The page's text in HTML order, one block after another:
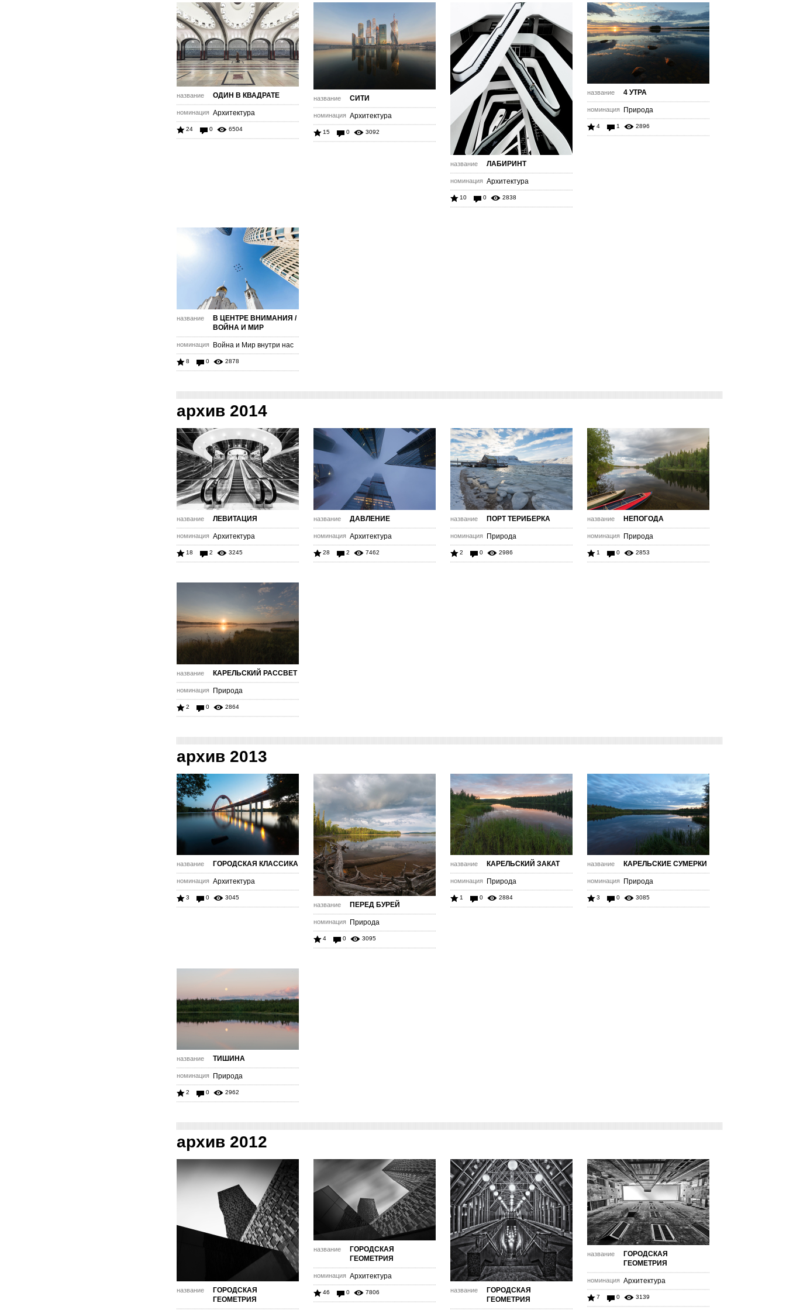
название ОДИН В КВАДРАТЕ
номинация Архитектура
24 0 6504
название СИТИ
номинация Архитектура
15 0 3092
название ЛАБИРИНТ
номинация Архитектура
10 0 2838
название 4 УТРА
номинация Природа
4 1 2896
название
В ЦЕНТРЕ ВНИМАНИЯ /
ВОЙНА И МИР
номинация Война и Мир внутри нас
8 0 2878
архив 2014
название ЛЕВИТАЦИЯ
номинация Архитектура
18 2 3245
название ДАВЛЕНИЕ
номинация Архитектура
28 2 7462
название ПОРТ ТЕРИБЕРКА
номинация Природа
2 0 2986
название НЕПОГОДА
номинация Природа
1 0 2853
название КАРЕЛЬСКИЙ РАССВЕТ
номинация Природа
2 0 2864
архив 2013
название ГОРОДСКАЯ КЛАССИКА
номинация Архитектура
3 0 3045
название ПЕРЕД БУРЕЙ
номинация Природа
4 0 3095
название КАРЕЛЬСКИЙ ЗАКАТ
номинация Природа
1 0 2884
название КАРЕЛЬСКИЕ СУМЕРКИ
номинация Природа
3 0 3085
название ТИШИНА
номинация Природа
2 0 2962
архив 2012
название
ГОРОДСКАЯ
ГЕОМЕТРИЯ
название
ГОРОДСКАЯ
ГЕОМЕТРИЯ
номинация Архитектура
46 0 7806 название
ГОРОДСКАЯ
ГЕОМЕТРИЯ
название
ГОРОДСКАЯ
ГЕОМЕТРИЯ
номинация Архитектура
7 0 3139